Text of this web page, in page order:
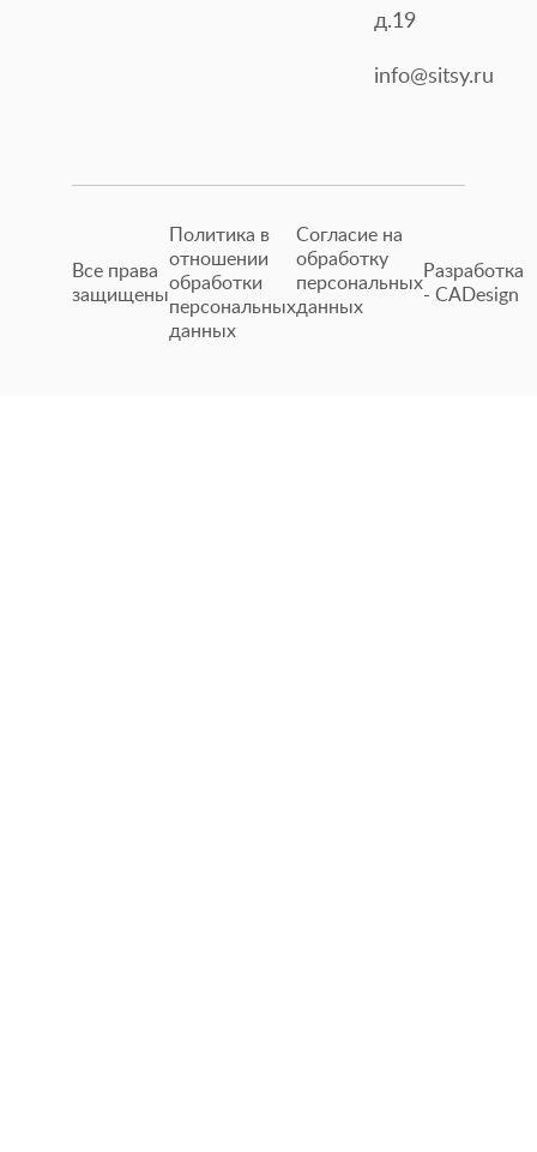
д.19
info@sitsy.ru
Все права
защищены
Политика в
отношении
обработки
персональных
данных
Согласие на
обработку
персональных
данных
Разработка
- CADesign